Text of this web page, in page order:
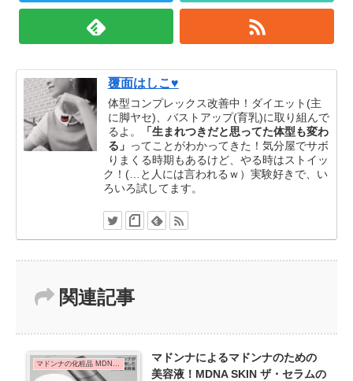
覆面はしこ♥
体型コンプレックス改善中！ダイエット(主
に脚ヤセ)、バストアップ(育乳)に取り組んで
るよ。
「生まれつきだと思ってた体型も変わ
る」 ってことがわかってきた！気分屋でサボ
りまくる時期もあるけど、やる時はストイッ
ク！(…と人には言われるｗ）実験好きで、い
ろいろ試してます。
関連記事
マドンナによるマドンナのための
美容液！MDNA SKIN ザ・セラムの